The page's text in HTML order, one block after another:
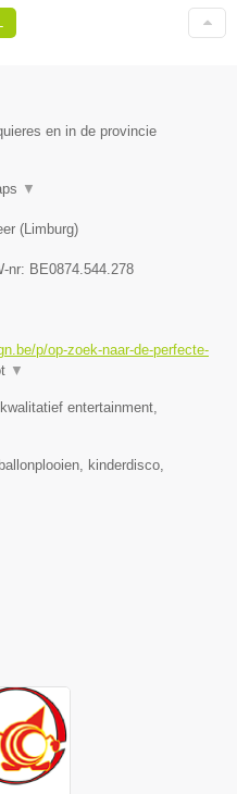
en in de provincie
▼
(Limburg)
nr: BE0874.544.278
p/op-zoek-naar-de-perfecte-
▼
entertainment,
kinderdisco,